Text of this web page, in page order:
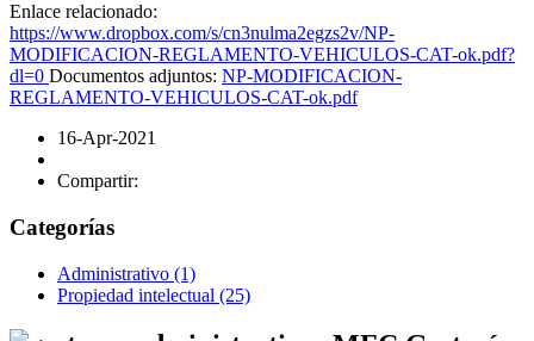
Enlace relacionado:
https://www.dropbox.com/s/cn3nulma2egzs2v/NP-
MODIFICACION-REGLAMENTO-VEHICULOS-CAT-ok.pdf?
dl=0 Documentos adjuntos: NP-MODIFICACION-
REGLAMENTO-VEHICULOS-CAT-ok.pdf
16-Apr-2021
Compartir:
Categorías
Administrativo (1)
Propiedad intelectual (25)